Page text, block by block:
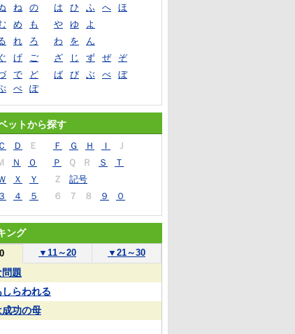
ね の は ひ ふ へ
ほ
め も や ゆ
よ
れ ろ わ を
ん
ぐ げ ご ざ じ ず ぜ
ぞ
で ど ば び ぶ べ
ぼ
ぺ ぽ
ットから探す
Ｃ Ｄ Ｅ Ｆ Ｇ Ｈ Ｉ
Ｊ
Ｎ Ｏ Ｐ Ｑ Ｒ Ｓ
Ｔ
Ｘ Ｙ Ｚ
記号
３ ４ ５ ６ ７ ８ ９ ０
ング
▼ 11～20 ▼ 21～30
題
らわれる
成功の母